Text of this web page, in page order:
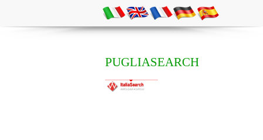
PUGLIASEARCH